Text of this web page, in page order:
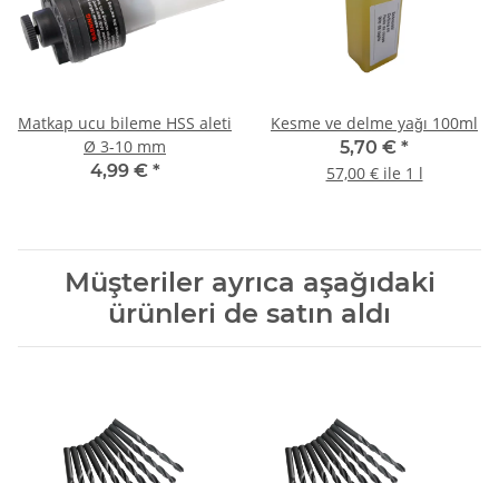
Matkap ucu bileme HSS aleti
Ø 3-10 mm
4,99 € *
Kesme ve delme yağı 100ml
5,70 € *
57,00 € ile 1 l
Müşteriler ayrıca aşağıdaki
ürünleri de satın aldı